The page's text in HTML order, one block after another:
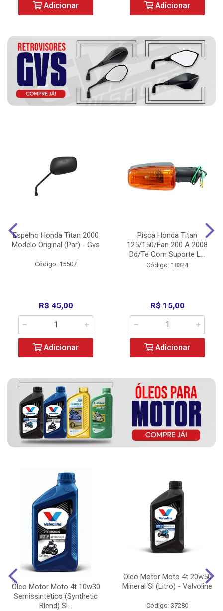
Adicionar Adicionar
Espelho Honda Titan 2000
Modelo Original (Par) - Gvs
Código: 15507
R$ 45,00
Adicionar
Pisca Honda Titan
125/150/Fan 200 A 2008
Dd/Te Com Suporte L...
Código: 18324
R$ 15,00
Adicionar
Oleo Motor Moto 4t 10w30
Semissintetico (Synthetic
Blend) Sl...
Oleo Motor Moto 4t 20w50
Mineral Sl (Litro) - Valvoline
Código: 37280